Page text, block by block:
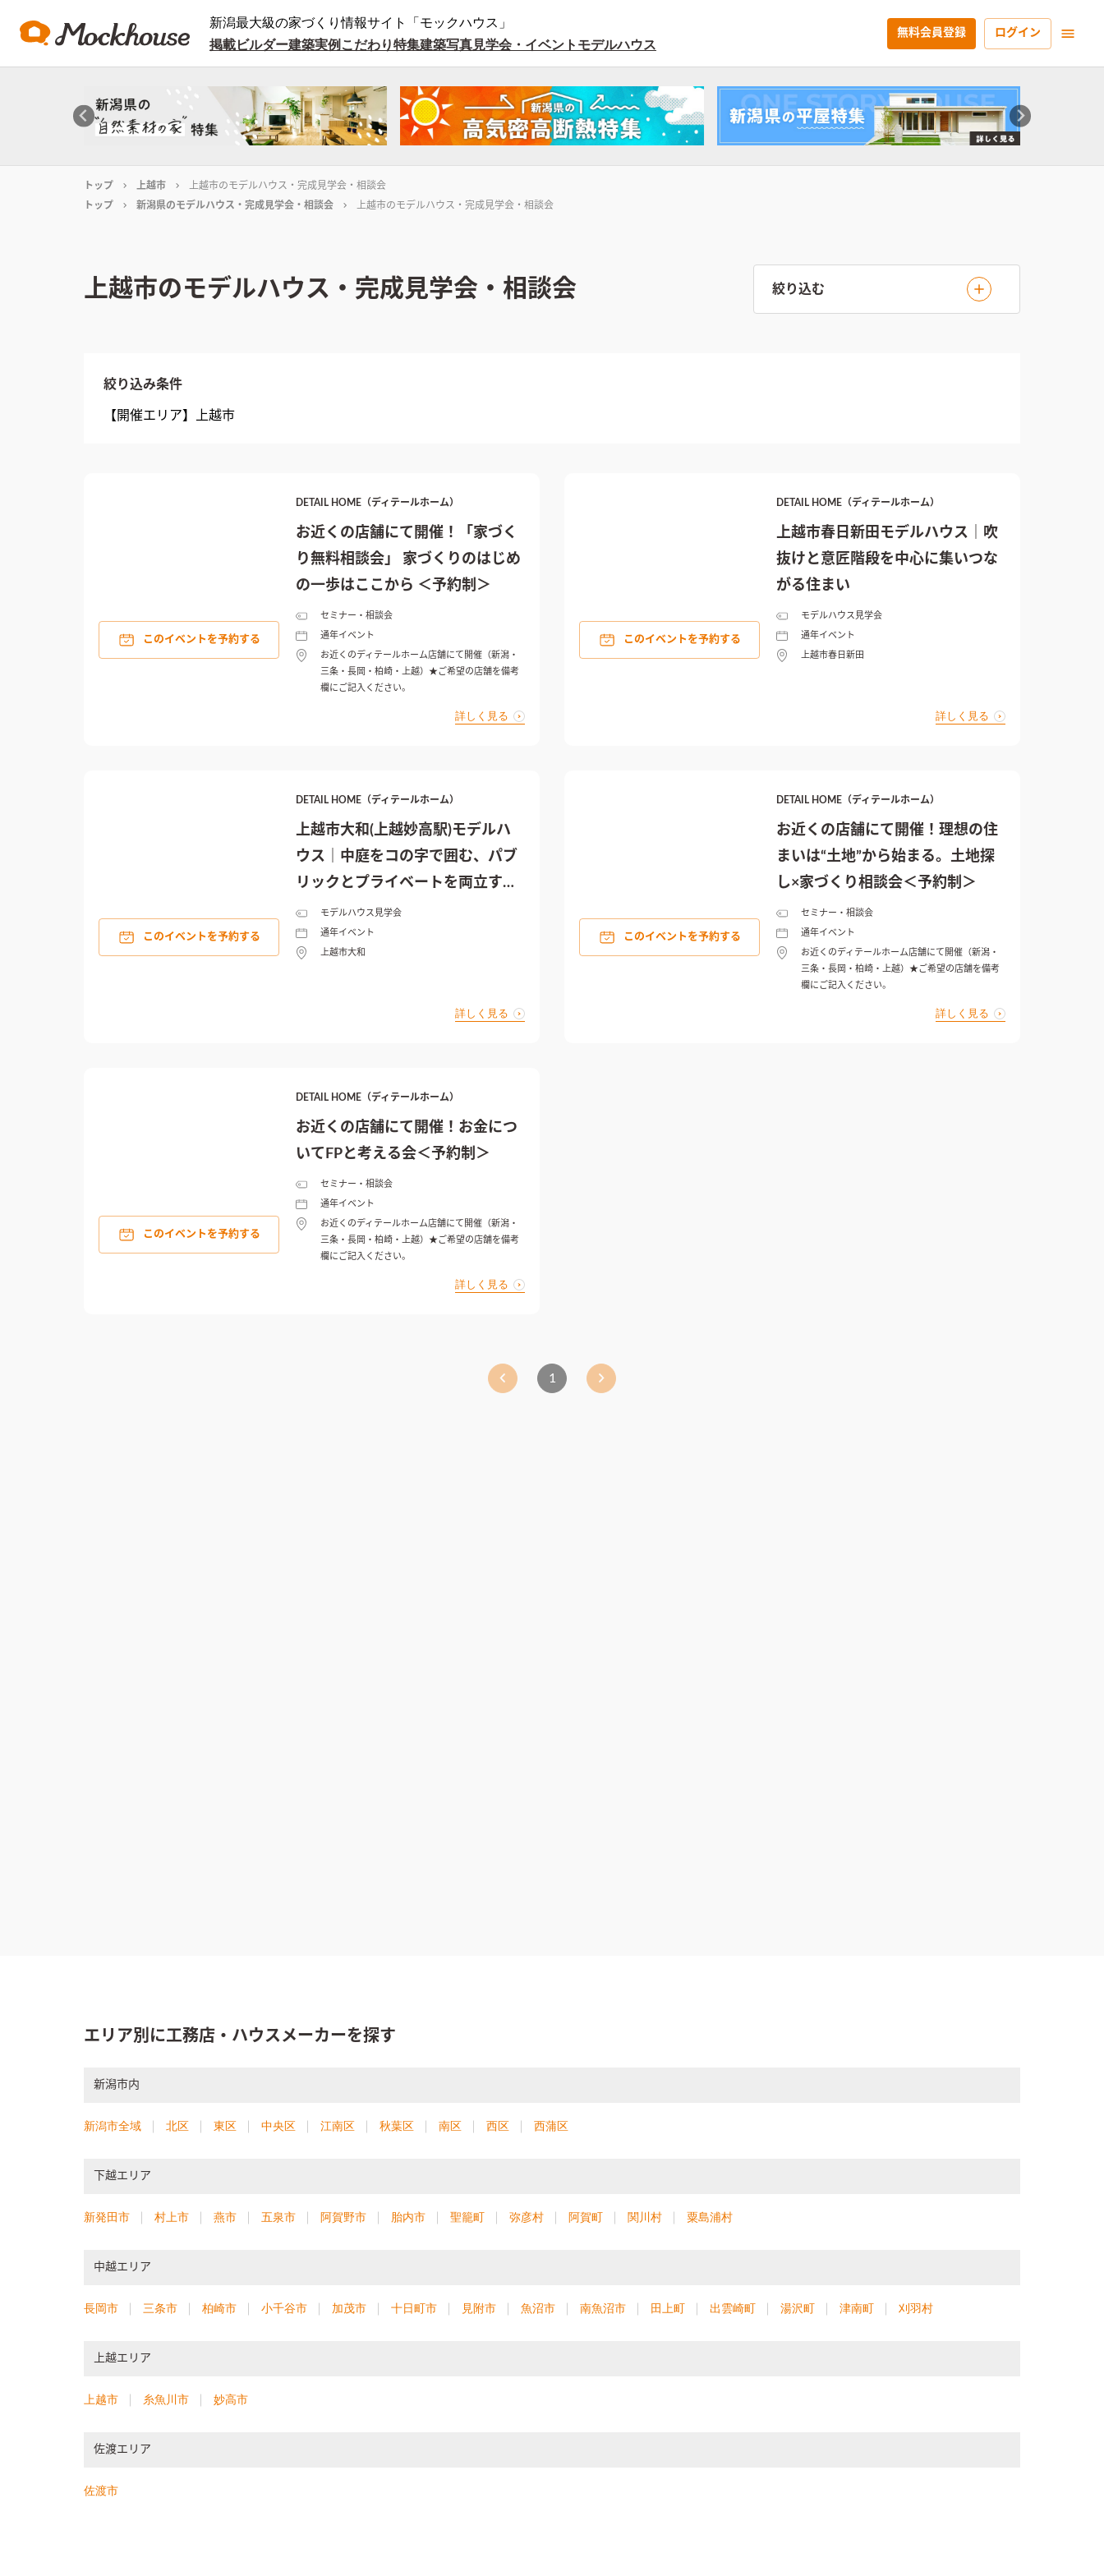
新潟最大級の家づくり情報サイト「モックハウス」
掲載ビルダー建築実例 こだわり特集建築写真見学会・イベント モデルハウス
無料会員登録 ログイン
トップ 上越市
上越市のモデルハウス・完成見学会・相談会
トップ
新潟県のモデルハウス・完成見学会・相談会 上越市のモデルハウス・完成見学会・相談会
上越市のモデルハウス・完成見学会・相談会 絞り込む
絞り込み条件
【開催エリア】 上越市
このイベントを予約する
DETAIL HOME（ディテールホーム）
お近くの店舗にて開催！「家づく
り無料相談会」 家づくりのはじめ
の一歩はここから ＜予約制＞
セミナー・相談会
通年イベント
お近くのディテールホーム店舗にて開催（新潟・
三条・長岡・柏崎・上越）★ご希望の店舗を備考
欄にご記入ください。
詳しく見る
このイベントを予約する
DETAIL HOME（ディテールホーム）
上越市春日新田モデルハウス｜吹
抜けと意匠階段を中心に集いつな
がる住まい
モデルハウス見学会
通年イベント
上越市春日新田
詳しく見る
このイベントを予約する
DETAIL HOME（ディテールホーム）
上越市大和(上越妙高駅)モデルハ
ウス｜中庭をコの字で囲む、パブ
リックとプライベートを両立する
暮らしモデルハウス見学会
通年イベント
上越市大和
詳しく見る
このイベントを予約する
DETAIL HOME（ディテールホーム）
お近くの店舗にて開催！理想の住
まいは“土地”から始まる。土地探
し×家づくり相談会＜予約制＞
セミナー・相談会
通年イベント
お近くのディテールホーム店舗にて開催（新潟・
三条・長岡・柏崎・上越）★ご希望の店舗を備考
欄にご記入ください。
詳しく見る
このイベントを予約する
DETAIL HOME（ディテールホーム）
お近くの店舗にて開催！お金につ
いてFPと考える会＜予約制＞
セミナー・相談会
通年イベント
お近くのディテールホーム店舗にて開催（新潟・
三条・長岡・柏崎・上越）★ご希望の店舗を備考
欄にご記入ください。
詳しく見る
1
エリア別に工務店・ハウスメーカーを探す
新潟市内
新潟市全域 北区 東区 中央区 江南区 秋葉区 南区 西区 西蒲区
下越エリア
新発田市 村上市 燕市 五泉市 阿賀野市 胎内市 聖籠町 弥彦村 阿賀町 関川村 粟島浦村
中越エリア
長岡市 三条市 柏崎市 小千谷市 加茂市 十日町市 見附市 魚沼市 南魚沼市 田上町 出雲崎町 湯沢町 津南町 刈羽村
上越エリア
上越市 糸魚川市 妙高市
佐渡エリア
佐渡市